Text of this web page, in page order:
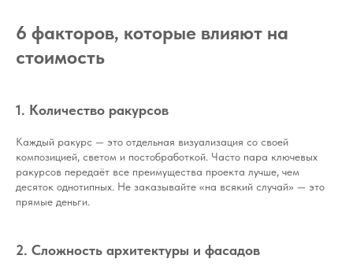
6 факторов, которые влияют на
стоимость
1. Количество ракурсов
Каждый ракурс — это отдельная визуализация со своей
композицией, светом и постобработкой. Часто пара ключевых
ракурсов передаёт все преимущества проекта лучше, чем
десяток однотипных. Не заказывайте «на всякий случай» — это
прямые деньги.
2. Сложность архитектуры и фасадов